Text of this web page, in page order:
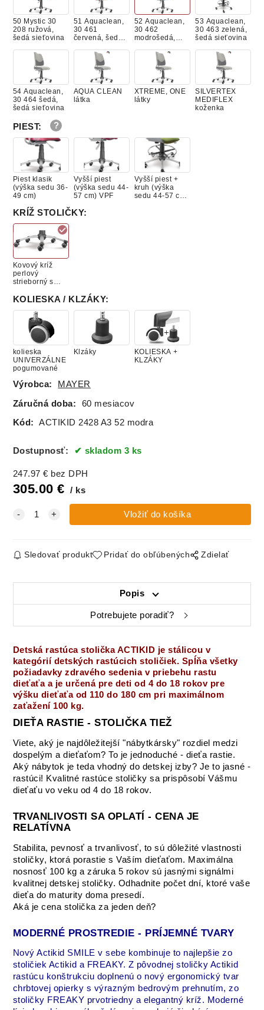
50 Mystic 30
208 ružová,
šedá sieťovina
51 Aquaclean,
30 461
červená, šedá
52 Aquaclean,
30 462
modrošedá,
53 Aquaclean,
30 463 zelená,
šedá sieťovina
54 Aquaclean,
30 464 šedá,
šedá sieťovina
AQUA CLEAN
látka
XTREME, ONE
látky
SILVERTEX
MEDIFLEX
koženka
PIEST:
Piest klasik
(výška sedu 36-
49 cm)
Vyšší piest
(výška sedu 44-
57 cm) VPF
Vyšší piest +
kruh (výška
sedu 44-57 cm)
KRÍŽ STOLIČKY:
Kovový kríž
perlový
strieborný s
KOLIESKA / KLZÁKY:
kolieska
UNIVERZÁLNE
pogumované
Klzáky
KOLIESKA +
KLZÁKY
Výrobca: MAYER
Záručná doba: 60 mesiacov
Kód: ACTIKID 2428 A3 52 modra
Dostupnosť: skladom 3 ks
247.97 € bez DPH
305.00 € ks
Sledovať produkt Pridať do obľúbených Zdielať
Popis
Potrebujete poradiť?
Detská rastúca stoličkaACTIKID jestálicou v
kategórií detských rastúcich stoličiek. Spĺňa všetky
požiadavky zdravého sedenia v priebehu rastu
dieťaťa a je určená pre deti od 4 do 18 rokov pre
výšku dieťaťa od 110 do 180 cm pri maximálnom
zaťažení 100 kg.
DIEŤA RASTIE - STOLIČKA TIEŽ
Viete, aký je najdôležitejší "nábytkársky" rozdiel medzi
dospelým a dieťaťom? To je jednoduché - dieťa rastie.
Aký nábytok je teda vhodný do detskej izby? Je to jasné -
rastúci! Kvalitné rastúce stoličky sa prispôsobí Vášmu
dieťaťu vo veku od 4 do 18 rokov.
TRVANLIVOSTI SA OPLATÍ - CENA JE
RELATÍVNA
Stabilita, pevnosť a trvanlivosť, to sú dôležité vlastnosti
stoličky, ktorá porastie s Vaším dieťaťom. Maximálna
nosnosť 100 kg a záruka 5 rokov sú jasnými signálmi
kvalitnej detskej stoličky. Odhadnite počet dní, ktoré vaše
dieťa do maturity doma presedí.
Aká je cena stolička za jeden deň?
MODERNÉ PROSTREDIE - PRÍJEMNÉ TVARY
Nový Actikid SMILE v sebe kombinuje to najlepšie zo
stoličiek Actikid a FREAKY. Z pôvodnej stoličky Actikid
rastúcu konštrukciu doplnenú o nový ergonomický tvar
chrbtovej opierky s výrazným bedrovým prehnutím, zo
stoličky FREAKY prvotriedny a elegantný kríž. Moderné